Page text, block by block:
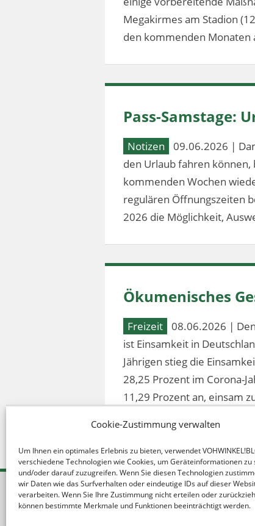
Cookie-Zustimmung verwalten
Um Ihnen ein optimales Erlebnis zu bieten, verwendet
verschiedene Technologien wie Cookies, um Geräteinformationen zu
und/oder darauf zuzugreifen. Wenn Sie diesen Technologien
wir Daten wie das Surfverhalten oder eindeutige IDs auf dieser
verarbeiten. Wenn Sie Ihre Zustimmung nicht erteilen oder
können bestimmte Merkmale und Funktionen beeinträchtigt werden.
Megakirmes am Stadion
den kommenden Monaten
Pass-Samstage:
Notizen
09.06.2026 |
den Urlaub fahren
kommenden Wochen
regulären Öffnungszeiten
2026 die Möglichkeit,
Ökumenisches
Freizeit
08.06.2026 |
ist Einsamkeit in
Jährigen stieg die
28,25 Prozent im Corona-
11,29 Prozent an, einsam